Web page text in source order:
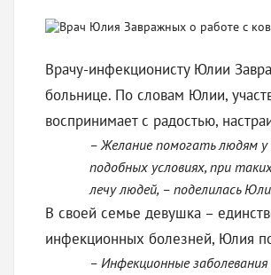
Врачу-инфекционисту Юлии
больнице. По словам Юлии,
воспринимает с радостью,
– Желание помогать людям у
подобных условиях, при
лечу людей, – поделилась
В своей семье девушка –
инфекционных болезней, Юлия
– Инфекционные